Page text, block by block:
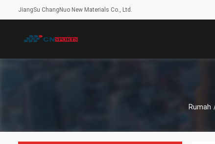
JiangSu ChangNuo New Materials Co., Ltd.
Rumah